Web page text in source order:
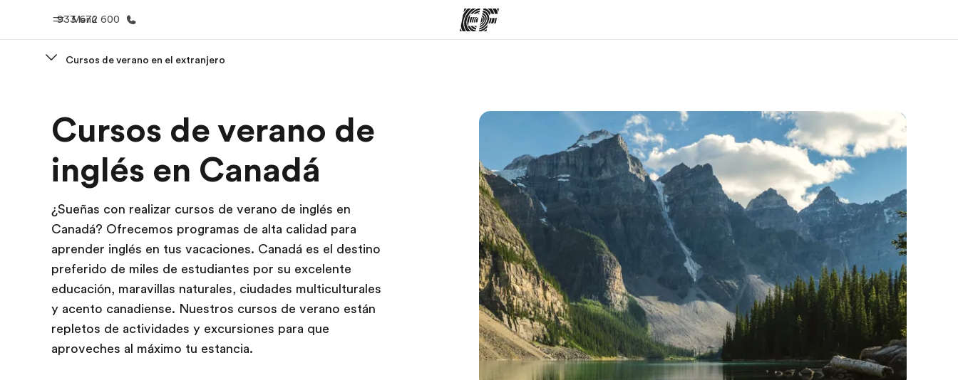
Menú
933 672 600
Bienvenido a EF Ver todo lo que hacemos Encuentra una oficina Quiénes somos Únete al equipo
Cursos de verano en el extranjero
Cursos de verano de
inglés en Canadá
¿Sueñas con realizar cursos de verano de inglés en
Canadá? Ofrecemos programas de alta calidad para
aprender inglés en tus vacaciones. Canadá es el destino
preferido de miles de estudiantes por su excelente
educación, maravillas naturales, ciudades multiculturales
y acento canadiense. Nuestros cursos de verano están
repletos de actividades y excursiones para que
aproveches al máximo tu estancia.